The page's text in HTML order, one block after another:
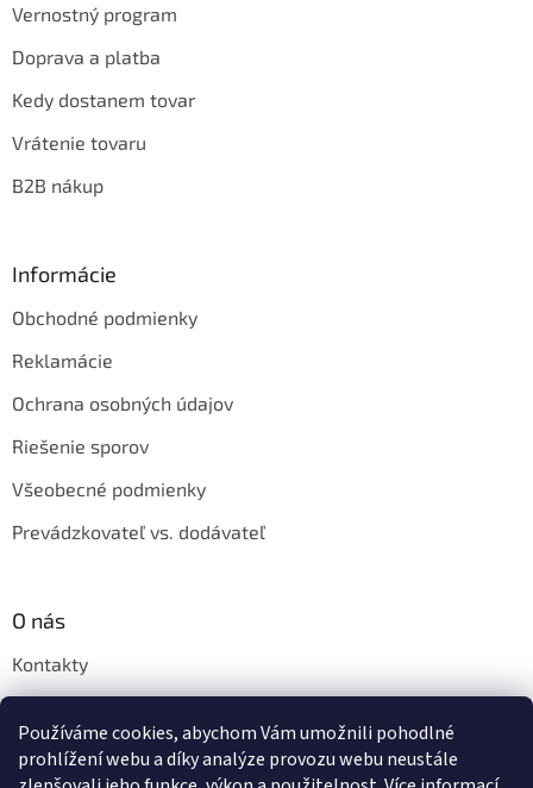
Používáme cookies, abychom Vám umožnili pohodlné
prohlížení webu a díky analýze provozu webu neustále
Vernostný program
Doprava a platba
Kedy dostanem tovar
Vrátenie tovaru
B2B nákup
Informácie
Obchodné podmienky
Reklamácie
Ochrana osobných údajov
Riešenie sporov
Všeobecné podmienky
Prevádzkovateľ vs. dodávateľ
O nás
Kontakty
Napíšte nám